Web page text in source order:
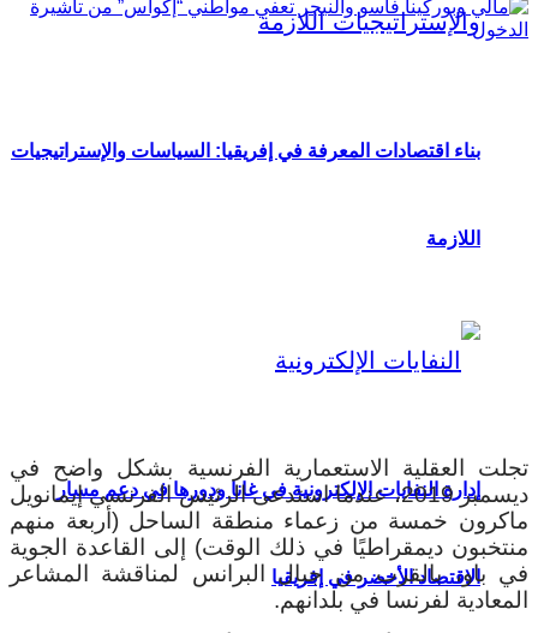
بناء اقتصادات المعرفة في إفريقيا: السياسات والإستراتيجيات
اللازمة
إدارة النفايات الإلكترونية في غانا ودورها في دعم مسار
الاقتصاد الأخضر في إفريقيا
تجلت العقلية الاستعمارية الفرنسية بشكل واضح في
ديسمبر 2019، عندما استدعى الرئيس الفرنسي إيمانويل
ماكرون خمسة من زعماء منطقة الساحل (أربعة منهم
منتخبون ديمقراطيًا في ذلك الوقت) إلى القاعدة الجوية
في باو، بالقرب من جبال البرانس لمناقشة المشاعر
المعادية لفرنسا في بلدانهم.